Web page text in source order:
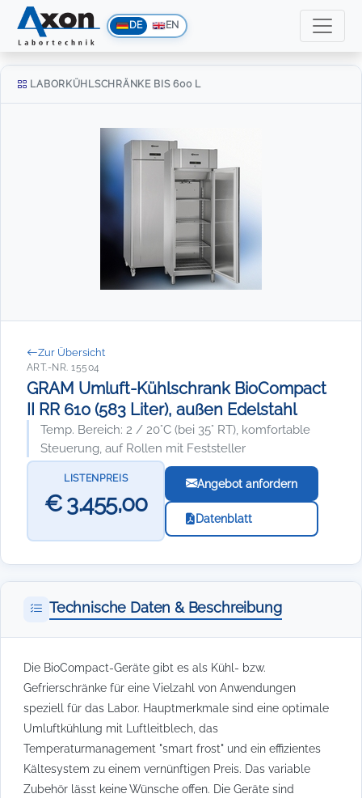
DE EN
LABORKÜHLSCHRÄNKE BIS 600 L
Zur Übersicht
ART.-NR. 15504
GRAM Umluft-Kühlschrank BioCompact
II RR 610 (583 Liter), außen Edelstahl
Temp. Bereich: 2 / 20°C (bei 35° RT), komfortable
Steuerung, auf Rollen mit Feststeller
LISTENPREIS
€ 3.455,00
Angebot anfordern
Datenblatt
Technische Daten & Beschreibung
Die BioCompact-Geräte gibt es als Kühl- bzw.
Gefrierschränke für eine Vielzahl von Anwendungen
speziell für das Labor. Hauptmerkmale sind eine optimale
Umluftkühlung mit Luftleitblech, das
Temperaturmanagement "smart frost" und ein effizientes
Kältesystem zu einem vernünftigen Preis. Das variable
Zubehör lässt keine Wünsche offen. Die Geräte sind